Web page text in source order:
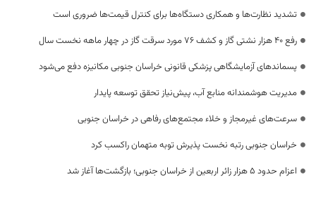
تشدید نظارت‌ها و همکاری دستگاه‌ها برای کنترل قیمت‌ها ضروری است
رفع 40 هزار نشتی گاز و کشف 76 مورد سرقت گاز در چهار ماهه نخست سال
پسماندهای آزمایشگاهی پزشکی قانونی خراسان جنوبی مکانیزه دفع می‌شود
مدیریت هوشمندانه منابع آب، پیش‌نیاز تحقق توسعه پایدار
سرعت‌های غیرمجاز و خلاء مجتمع‌های رفاهی در خراسان جنوبی
خراسان جنوبی رتبه نخست پذیرش توبه متهمان راکسب کرد
اعزام حدود 5 هزار زائر اربعین از خراسان جنوبی؛ بازگشت‌ها آغاز شد